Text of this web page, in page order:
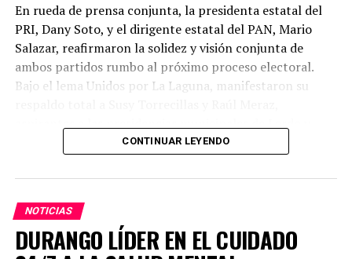
En rueda de prensa conjunta, la presidenta estatal del
PRI, Dany Soto, y el dirigente estatal del PAN, Mario
Salazar, reafirmaron la solidez y visión conjunta de
ambos partidos rumbo al próximo proceso electoral.
Bajo el lema Unidos por La Laguna, manifestaron su
Gómez Palacio, respectivamente, a quienes describieron
arraigo en sus comunidades.
Dany Soto aseguró que la alianza entre PRI y PAN no
responde a cuotas, sino a la búsqueda de los mejores
perfiles para enfrentar el reto electoral. “No hay un solo
CONTINUAR LEYENDO
NOTICIAS
DURANGO LÍDER EN EL CUIDADO